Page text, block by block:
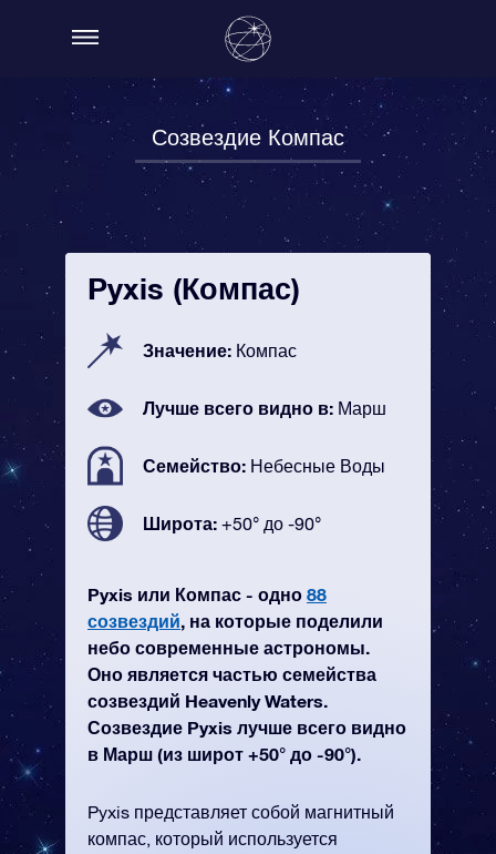
Созвездие Компас
Pyxis (Компас)
Значение: Компас
Лучше всего видно в: Марш
Семейство: Небесные Воды
Широта: +50° до -90°
Pyxis или Компас - одно 88
созвездий, на которые поделили
небо современные астрономы.
Оно является частью семейства
созвездий Heavenly Waters.
Созвездие Pyxis лучше всего видно
в Марш (из широт +50° до -90°).
Pyxis представляет собой магнитный
компас, который используется